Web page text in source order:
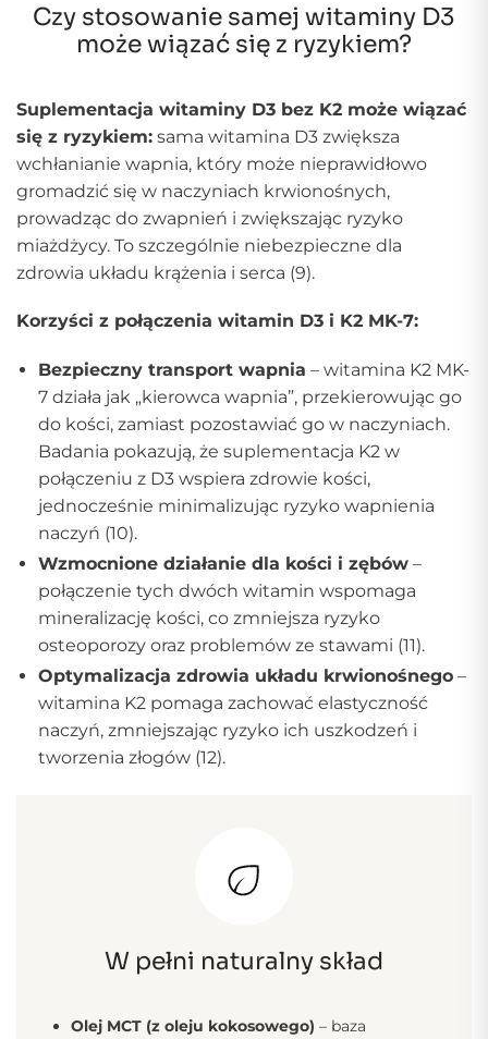
Czy stosowanie samej witaminy D3
może wiązać się z ryzykiem?
Suplementacja witaminy D3 bez K2 może wiązać
się z ryzykiem: sama witamina D3 zwiększa
wchłanianie wapnia, który może nieprawidłowo
gromadzić się w naczyniach krwionośnych,
prowadząc do zwapnień i zwiększając ryzyko
miażdżycy. To szczególnie niebezpieczne dla
zdrowia układu krążenia i serca (9).
Korzyści z połączenia witamin D3 i K2 MK-7:
Bezpieczny transport wapnia – witamina K2 MK-
7 działa jak „kierowca wapnia”, przekierowując go
do kości, zamiast pozostawiać go w naczyniach.
Badania pokazują, że suplementacja K2 w
połączeniu z D3 wspiera zdrowie kości,
jednocześnie minimalizując ryzyko wapnienia
naczyń (10).
Wzmocnione działanie dla kości i zębów –
połączenie tych dwóch witamin wspomaga
mineralizację kości, co zmniejsza ryzyko
osteoporozy oraz problemów ze stawami (11).
Optymalizacja zdrowia układu krwionośnego –
witamina K2 pomaga zachować elastyczność
naczyń, zmniejszając ryzyko ich uszkodzeń i
tworzenia złogów (12).
W pełni naturalny skład
Olej MCT (z oleju kokosowego) – baza